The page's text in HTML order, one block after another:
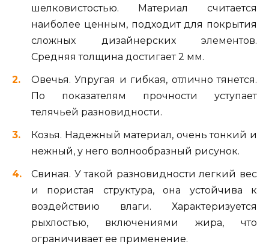
шелковистостью. Материал считается
наиболее ценным, подходит для покрытия
сложных дизайнерских элементов.
Средняя толщина достигает 2 мм.
Овечья. Упругая и гибкая, отлично тянется.
По показателям прочности уступает
телячьей разновидности.
Козья. Надежный материал, очень тонкий и
нежный, у него волнообразный рисунок.
Свиная. У такой разновидности легкий вес
и пористая структура, она устойчива к
воздействию влаги. Характеризуется
рыхлостью, включениями жира, что
ограничивает ее применение.